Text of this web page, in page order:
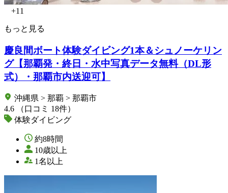
+11
もっと見る
慶良間ボート体験ダイビング1本＆シュノーケリン
グ【那覇発・終日・水中写真データ無料（DL形
式）・那覇市内送迎可】
沖縄県 > 那覇 > 那覇市
4.6
（口コミ 18件）
体験ダイビング
約8時間
10歳以上
1名以上